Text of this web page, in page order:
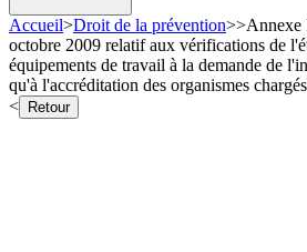
Accueil>Droit de la prévention>>Annexe
octobre 2009 relatif aux vérifications de
équipements de travail à la demande de
qu'à l'accréditation des organismes
<
Retour